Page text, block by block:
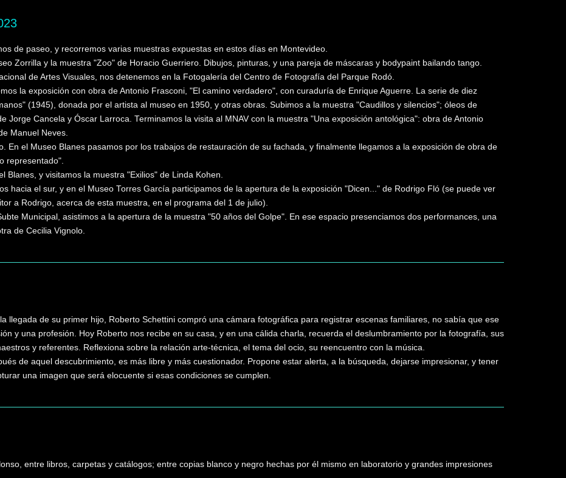
de paseo, y recorremos varias muestras expuestas en estos días en Montevideo.
Zorrilla y la muestra "Zoo" de Horacio Guerriero. Dibujos, pinturas, y una pareja de máscaras y bodypaint bailando tango.
de Artes Visuales, nos detenemos en la Fotogalería del Centro de Fotografía del Parque Rodó.
la exposición con obra de Antonio Frasconi, "El camino verdadero", con curaduría de Enrique Aguerre. La serie de diez
(1945), donada por el artista al museo en 1950, y otras obras. Subimos a la muestra "Caudillos y silencios"; óleos de
Jorge Cancela y Óscar Larroca. Terminamos la visita al MNAV con la muestra "Una exposición antológica": obra de Antonio
Manuel Neves.
En el Museo Blanes pasamos por los trabajos de restauración de su fachada, y finalmente llegamos a la exposición de obra de
representado".
Blanes, y visitamos la muestra "Exilios" de Linda Kohen.
hacia el sur, y en el Museo Torres García participamos de la apertura de la exposición "Dicen..." de Rodrigo Fló (se puede ver
a Rodrigo, acerca de esta muestra, en el programa del 1 de julio).
Municipal, asistimos a la apertura de la muestra "50 años del Golpe". En ese espacio presenciamos dos performances, una
de Cecilia Vignolo.
llegada de su primer hijo, Roberto Schettini compró una cámara fotográfica para registrar escenas familiares, no sabía que ese
y una profesión. Hoy Roberto nos recibe en su casa, y en una cálida charla, recuerda el deslumbramiento por la fotografía, sus
y referentes. Reflexiona sobre la relación arte-técnica, el tema del ocio, su reencuentro con la música.
de aquel descubrimiento, es más libre y más cuestionador. Propone estar alerta, a la búsqueda, dejarse impresionar, y tener
una imagen que será elocuente si esas condiciones se cumplen.
entre libros, carpetas y catálogos; entre copias blanco y negro hechas por él mismo en laboratorio y grandes impresiones